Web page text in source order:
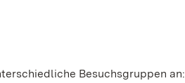
Besuchsgruppen an: